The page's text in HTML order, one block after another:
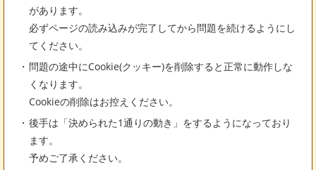
があります。
必ずページの読み込みが完了してから問題を続けるようにし
てください。
問題の途中にCookie(クッキー)を削除すると正常に動作しな
くなります。
Cookieの削除はお控えください。
後手は「決められた1通りの動き」をするようになっており
ます。
予めご了承ください。